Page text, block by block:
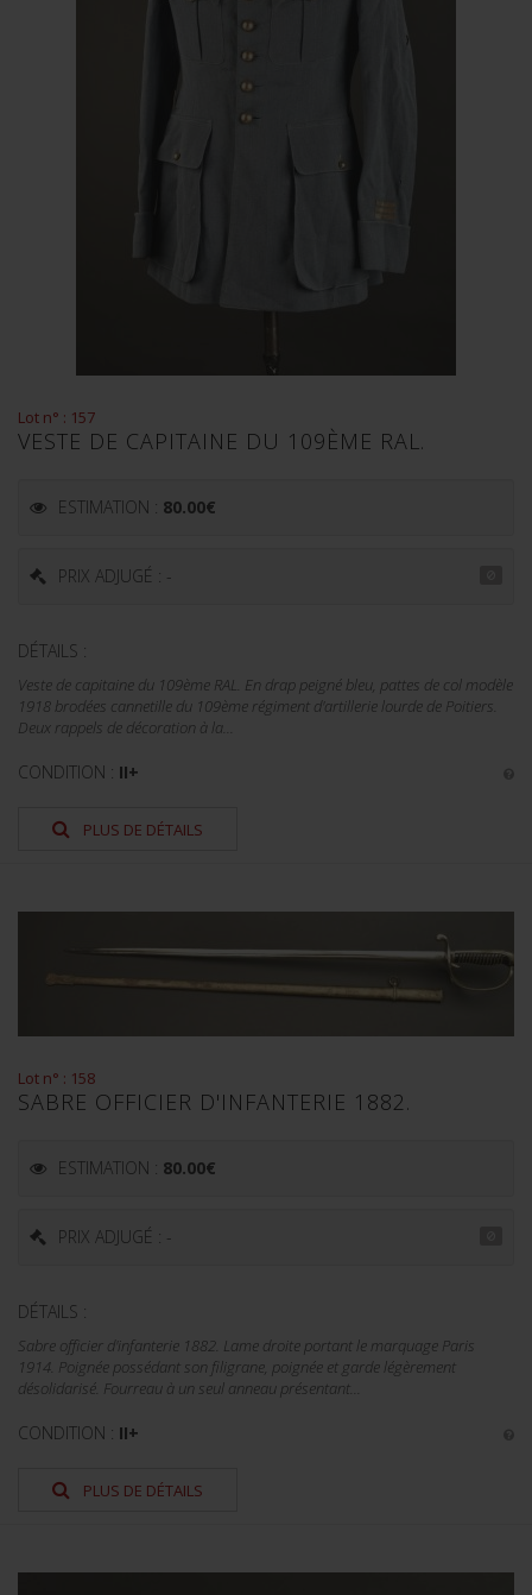
Lot n° : 157
VESTE DE CAPITAINE DU 109ÈME RAL.
ESTIMATION : 80.00€
PRIX ADJUGÉ : -
DÉTAILS :
Veste de capitaine du 109ème RAL. En drap peigné bleu, pattes de col modèle
1918 brodées cannetille du 109ème régiment d'artillerie lourde de Poitiers.
Deux rappels de décoration à la...
CONDITION : II+
PLUS DE DÉTAILS
Lot n° : 158
SABRE OFFICIER D'INFANTERIE 1882.
ESTIMATION : 80.00€
PRIX ADJUGÉ : -
DÉTAILS :
Sabre officier d'infanterie 1882. Lame droite portant le marquage Paris
1914. Poignée possédant son filigrane, poignée et garde légèrement
désolidarisé. Fourreau à un seul anneau présentant...
CONDITION : II+
PLUS DE DÉTAILS